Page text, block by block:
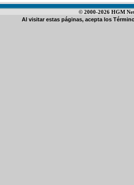
© 2000-2026 HGM
Al visitar estas páginas, acepta los